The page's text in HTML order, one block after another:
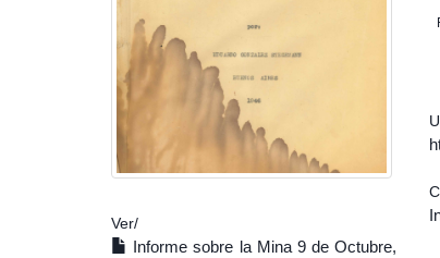
Ver/
Informe sobre la Mina 9 de Octubre,